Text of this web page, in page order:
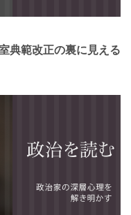
典範改正の裏に見える